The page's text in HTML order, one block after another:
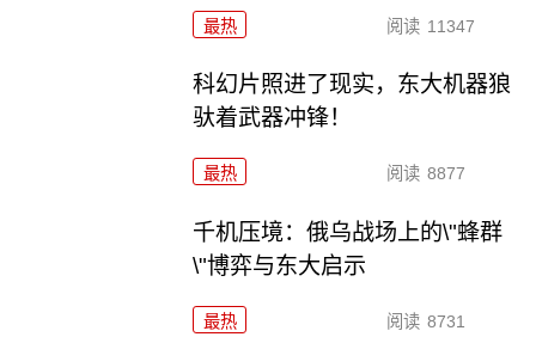
最热 阅读 11347
科幻片照进了现实，东大机器狼
驮着武器冲锋！
最热 阅读 8877
千机压境：俄乌战场上的\"蜂群
\"博弈与东大启示
最热 阅读 8731